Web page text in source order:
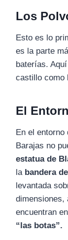
Los
Esto es lo
es la parte
baterías.
castillo como
El
En el entorno
Barajas no
estatua de
la bandera de
levantada
dimensiones,
encuentran
“las botas”.